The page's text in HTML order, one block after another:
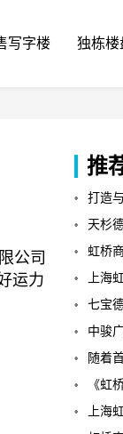
写字楼 独栋楼
公司
运力
推
打造
支持
天杉
虹桥
工作
上海
发展
七宝
中骏
随着
虹桥
平即
《虹
则》
上海